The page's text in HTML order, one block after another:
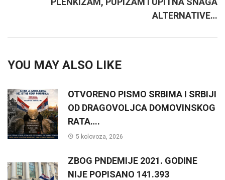
ALTERNATIVE…
YOU MAY ALSO LIKE
OTVORENO PISMO SRBIMA I SRBIJI
OD DRAGOVOLJCA DOMOVINSKOG
RATA….
5 kolovoza, 2026
ZBOG PNDEMIJE 2021. GODINE
NIJE POPISANO 141.393